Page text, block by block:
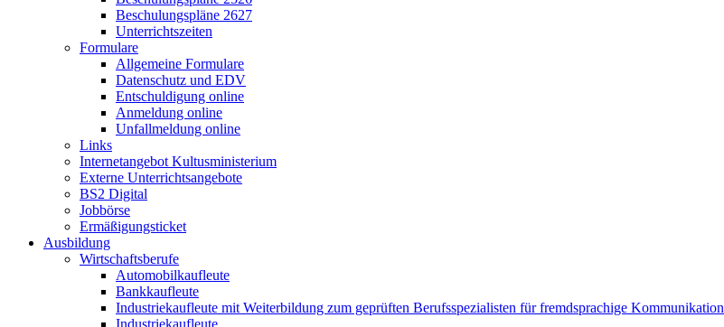
Beschulungspläne 2627
Unterrichtszeiten
Formulare
Allgemeine Formulare
Datenschutz und EDV
Entschuldigung online
Anmeldung online
Unfallmeldung online
Links
Internetangebot Kultusministerium
Externe Unterrichtsangebote
BS2 Digital
Jobbörse
Ermäßigungsticket
Ausbildung
Wirtschaftsberufe
Automobilkaufleute
Bankkaufleute
Industriekaufleute mit Weiterbildung zum geprüften Berufsspezialisten für fremdsprachige Kommunikation
Industriekaufleute